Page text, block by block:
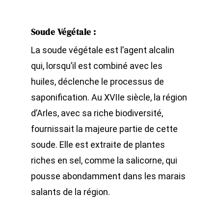
Soude Végétale :
La soude végétale est l’agent alcalin
qui, lorsqu’il est combiné avec les
huiles, déclenche le processus de
saponification. Au XVIIe siècle, la région
d’Arles, avec sa riche biodiversité,
fournissait la majeure partie de cette
soude. Elle est extraite de plantes
riches en sel, comme la salicorne, qui
pousse abondamment dans les marais
salants de la région.